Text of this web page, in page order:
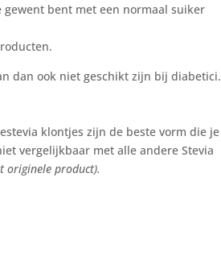
bent met een normaal suiker
dan ook niet geschikt zijn bij diabetici.
klontjes zijn de beste vorm die je
vergelijkbaar met alle andere Stevia
originele product).